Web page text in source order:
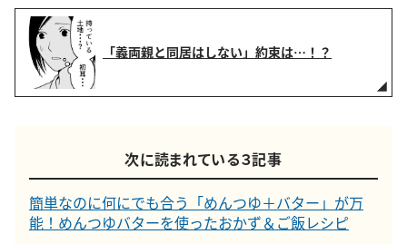
「義両親と同居はしない」約束は…！？
次に読まれている３記事
簡単なのに何にでも合う「めんつゆ＋バター」が万
能！めんつゆバターを使ったおかず＆ご飯レシピ